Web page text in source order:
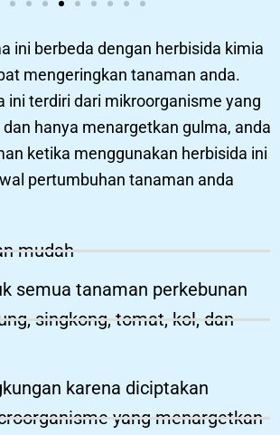
ini berbeda dengan herbisida kimia
mengeringkan tanaman anda.
ini terdiri dari mikroorganisme yang
hanya menargetkan gulma, anda
ketika menggunakan herbisida ini
pertumbuhan tanaman anda
mudah
semua tanaman perkebunan
singkong, tomat, kol, dan
karena diciptakan
yang menargetkan